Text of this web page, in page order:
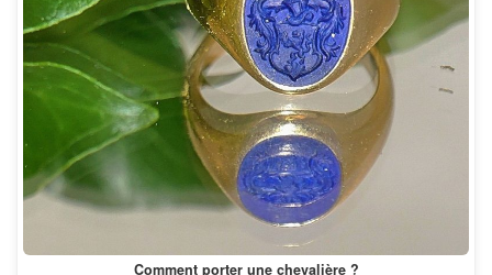
Comment porter une chevalière ?